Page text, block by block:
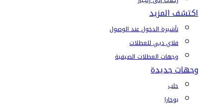
اكتشف المزيد
تأشيرة الدخول عند الوصول
فلاي دبي للعطلات
وجهات العطلات الصيفية
وجهات جديدة
حلب
بوخارا